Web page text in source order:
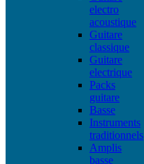
electro
acoustique
Guitare
classique
Guitare
electrique
Packs
guitare
Basse
Instruments
traditionnels
Amplis
basse